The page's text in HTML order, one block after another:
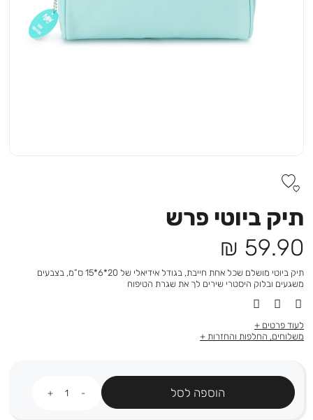
תיק ביוטי פרש
מחיר
מוצר
59.90 ₪
תיק ביוטי מושלם שכל אחת חייבת, בגודל אידיאלי של 20*6*15 ס”מ, בצבעים
משגעים ובלוק היסטרי שירים לך את שגרת הטיפוח
לעוד פרטים
משלוחים, החלפות והחזרות
הוספה לסל